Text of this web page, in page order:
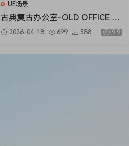
UE场景
古典复古办公室-OLD OFFICE (M
ODULAR)
2026-04-18 699 588 9.9